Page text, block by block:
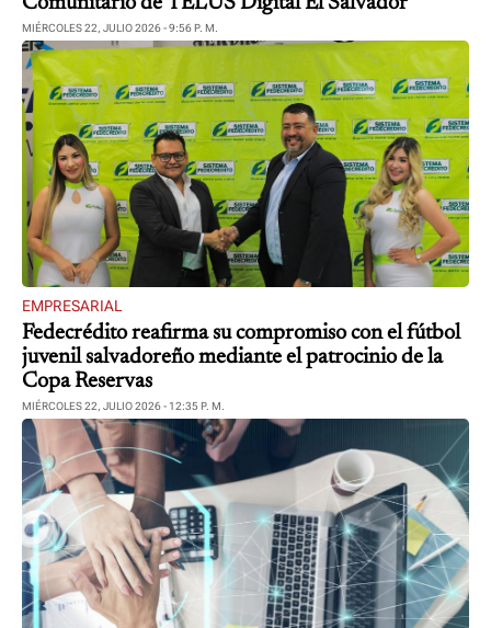
MIÉRCOLES 22, JULIO 2026 - 9:56 P. M.
EMPRESARIAL
Fedecrédito reafirma su compromiso con el fútbol
juvenil salvadoreño mediante el patrocinio de la
Copa Reservas
MIÉRCOLES 22, JULIO 2026 - 12:35 P. M.